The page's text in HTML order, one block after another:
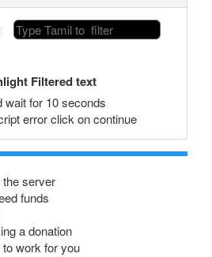
Filtered text
wait for 10 seconds
error click on continue
server
funds
a donation
work for you